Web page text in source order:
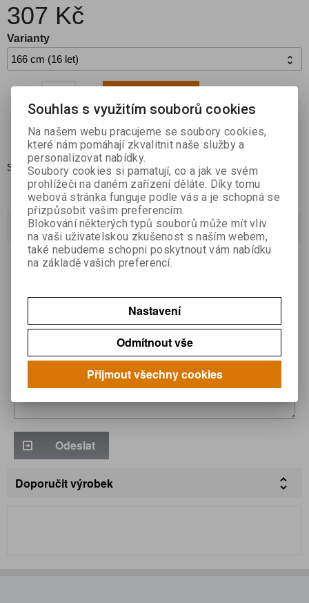
307 Kč
Varianty


Přidat do oblíbených
Skladem:1
Dotaz na výrobek
Váš email *
Odeslat
Doporučit výrobek
Souhlas s využitím souborů cookies
Na našem webu pracujeme se soubory cookies,
které nám pomáhají zkvalitnit naše služby a
personalizovat nabídky.
Soubory cookies si pamatují, co a jak ve svém
prohlížeči na daném zařízení děláte. Díky tomu
webová stránka funguje podle vás a je schopná se
přizpůsobit vašim preferencím.
Blokování některých typů souborů může mít vliv
na vaši uživatelskou zkušenost s naším webem,
také nebudeme schopni poskytnout vám nabídku
na základě vašich preferencí.
Nastavení
Odmítnout vše
Přijmout všechny cookies